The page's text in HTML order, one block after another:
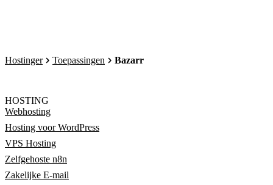
Hostinger Toepassingen Bazarr
HOSTING
Webhosting
Hosting voor WordPress
VPS Hosting
Zelfgehoste n8n
Zakelijke E-mail